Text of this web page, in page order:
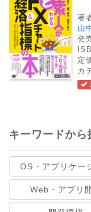
著
山
発
定
カ
キーワードから
OS・アプリケー
Web・アプリ